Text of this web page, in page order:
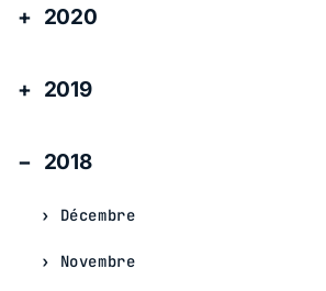
2020
2019
2018
Décembre
Novembre